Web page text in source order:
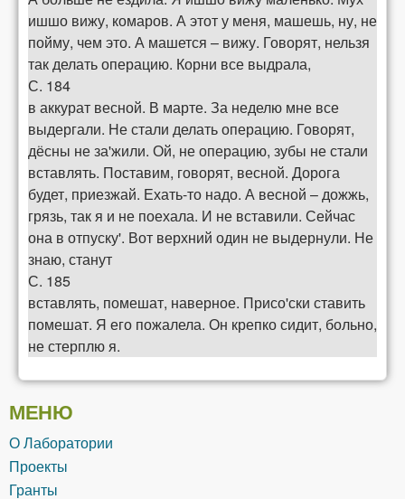
ишшо вижу, комаров. А этот у меня, машешь, ну, не
пойму, чем это. А машется – вижу. Говорят, нельзя
так делать операцию. Корни все выдрала,
С. 184
в аккурат весной. В марте. За неделю мне все
выдергали. Не стали делать операцию. Говорят,
дёсны не за'жили. Ой, не операцию, зубы не стали
вставлять. Поставим, говорят, весной. Дорога
будет, приезжай. Ехать-то надо. А весной – дожжь,
грязь, так я и не поехала. И не вставили. Сейчас
она в отпуску'. Вот верхний один не выдернули. Не
знаю, станут
С. 185
вставлять, помешат, наверное. Присо'ски ставить
помешат. Я его пожалела. Он крепко сидит, больно,
не стерплю я.
МЕНЮ
О Лаборатории
Проекты
Гранты